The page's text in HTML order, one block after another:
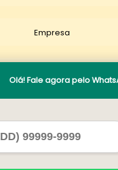
Empresa
Contato
Olá! Fale agora pelo